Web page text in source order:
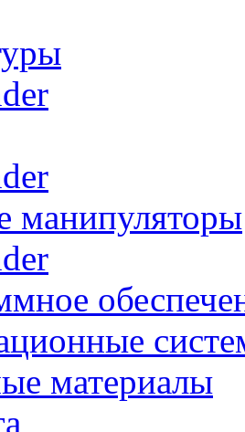
манипуляторы
материалы